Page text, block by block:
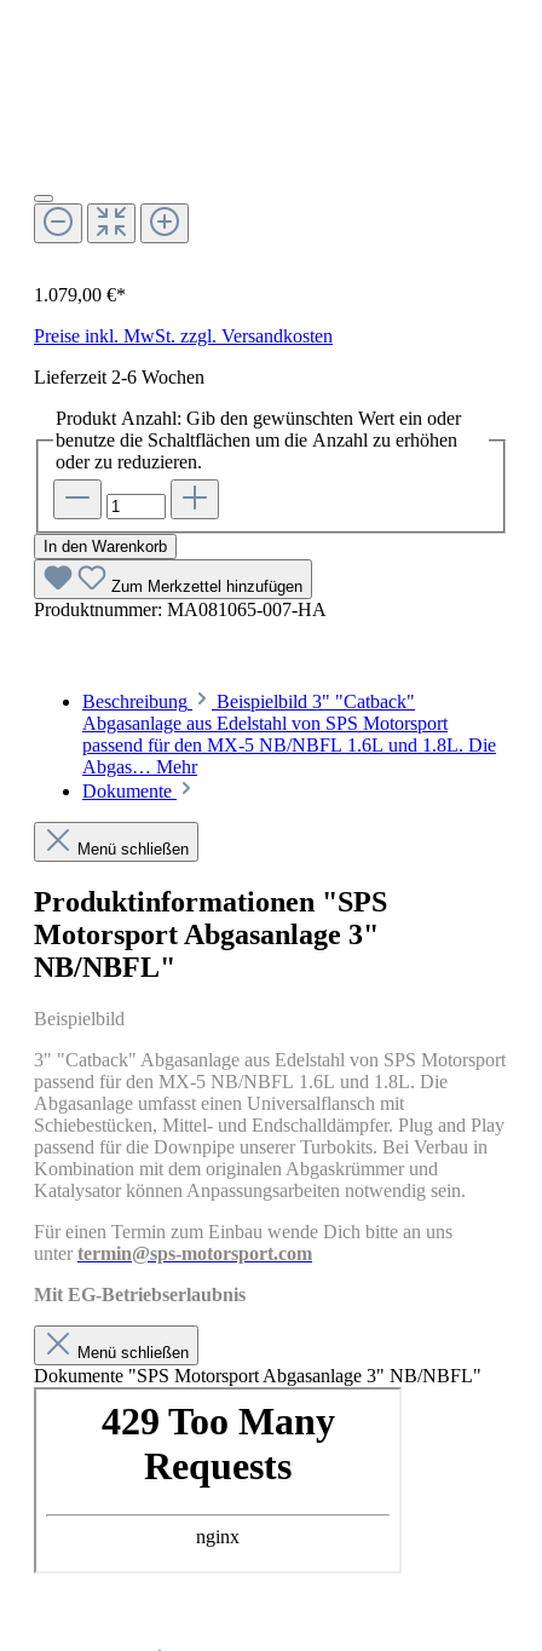
1.079,00 €*
Preise inkl. MwSt. zzgl. Versandkosten
Lieferzeit 2-6 Wochen
Produkt Anzahl: Gib den gewünschten Wert ein oder
benutze die Schaltflächen um die Anzahl zu erhöhen
oder zu reduzieren.
In den Warenkorb
Zum Merkzettel hinzufügen
Produktnummer: MA081065-007-HA
Beschreibung
Beispielbild 3" "Catback"
Abgasanlage aus Edelstahl von SPS Motorsport
passend für den MX-5 NB/NBFL 1.6L und 1.8L. Die
Abgas… Mehr
Dokumente
Menü schließen
Produktinformationen "SPS
Motorsport Abgasanlage 3"
NB/NBFL"
Beispielbild
3" "Catback" Abgasanlage aus Edelstahl von SPS Motorsport
passend für den MX-5 NB/NBFL 1.6L und 1.8L. Die
Abgasanlage umfasst einen Universalflansch mit
Schiebestücken, Mittel- und Endschalldämpfer. Plug and Play
passend für die Downpipe unserer Turbokits. Bei Verbau in
Kombination mit dem originalen Abgaskrümmer und
Katalysator können Anpassungsarbeiten notwendig sein.
Für einen Termin zum Einbau wende Dich bitte an uns
unter termin@sps-motorsport.com
Mit EG-Betriebserlaubnis
Menü schließen
Dokumente "SPS Motorsport Abgasanlage 3" NB/NBFL"